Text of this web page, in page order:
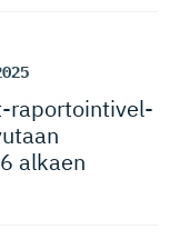
ra­por­toin­ti­vel­
alkaen